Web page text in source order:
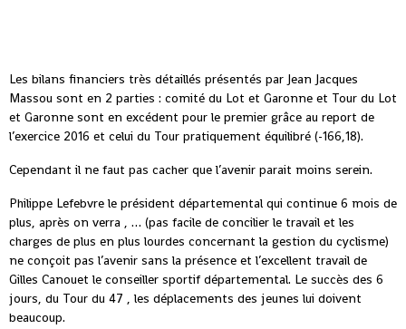
Les bilans financiers très détaillés présentés par Jean Jacques
Massou sont en 2 parties : comité du Lot et Garonne et Tour du Lot
et Garonne sont en excédent pour le premier grâce au report de
l’exercice 2016 et celui du Tour pratiquement équilibré (-166,18).
Cependant il ne faut pas cacher que l’avenir parait moins serein.
Philippe Lefebvre le président départemental qui continue 6 mois de
plus, après on verra , … (pas facile de concilier le travail et les
charges de plus en plus lourdes concernant la gestion du cyclisme)
ne conçoit pas l’avenir sans la présence et l’excellent travail de
Gilles Canouet le conseiller sportif départemental. Le succès des 6
jours, du Tour du 47 , les déplacements des jeunes lui doivent
beaucoup.